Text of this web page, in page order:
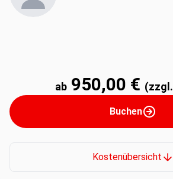
ab 950,00 €
Buchen
Kostenübersicht